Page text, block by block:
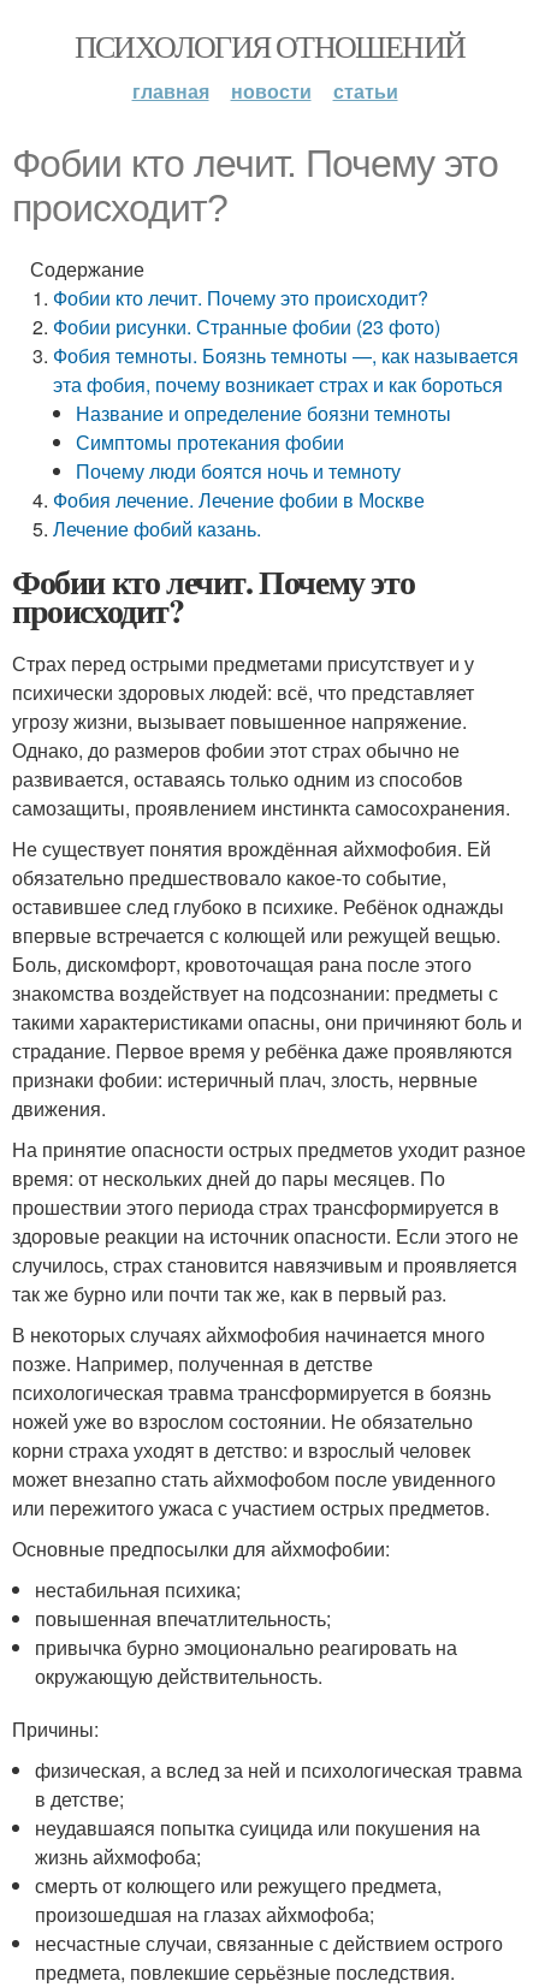
ПСИХОЛОГИЯ ОТНОШЕНИЙ
главная новости статьи
Фобии кто лечит. Почему это
происходит?
Содержание
Фобии кто лечит. Почему это происходит?
Фобии рисунки. Странные фобии (23 фото)
Фобия темноты. Боязнь темноты —, как называется
эта фобия, почему возникает страх и как бороться
Название и определение боязни темноты
Симптомы протекания фобии
Почему люди боятся ночь и темноту
Фобия лечение. Лечение фобии в Москве
Лечение фобий казань.
Фобии кто лечит. Почему это
происходит?
Страх перед острыми предметами присутствует и у
психически здоровых людей: всё, что представляет
угрозу жизни, вызывает повышенное напряжение.
Однако, до размеров фобии этот страх обычно не
развивается, оставаясь только одним из способов
самозащиты, проявлением инстинкта самосохранения.
Не существует понятия врождённая айхмофобия. Ей
обязательно предшествовало какое-то событие,
оставившее след глубоко в психике. Ребёнок однажды
впервые встречается с колющей или режущей вещью.
Боль, дискомфорт, кровоточащая рана после этого
знакомства воздействует на подсознании: предметы с
такими характеристиками опасны, они причиняют боль и
страдание. Первое время у ребёнка даже проявляются
признаки фобии: истеричный плач, злость, нервные
движения.
На принятие опасности острых предметов уходит разное
время: от нескольких дней до пары месяцев. По
прошествии этого периода страх трансформируется в
здоровые реакции на источник опасности. Если этого не
случилось, страх становится навязчивым и проявляется
так же бурно или почти так же, как в первый раз.
В некоторых случаях айхмофобия начинается много
позже. Например, полученная в детстве
психологическая травма трансформируется в боязнь
ножей уже во взрослом состоянии. Не обязательно
корни страха уходят в детство: и взрослый человек
может внезапно стать айхмофобом после увиденного
или пережитого ужаса с участием острых предметов.
Основные предпосылки для айхмофобии:
нестабильная психика;
повышенная впечатлительность;
привычка бурно эмоционально реагировать на
окружающую действительность.
Причины:
физическая, а вслед за ней и психологическая травма
в детстве;
неудавшаяся попытка суицида или покушения на
жизнь айхмофоба;
смерть от колющего или режущего предмета,
произошедшая на глазах айхмофоба;
несчастные случаи, связанные с действием острого
предмета, повлекшие серьёзные последствия.